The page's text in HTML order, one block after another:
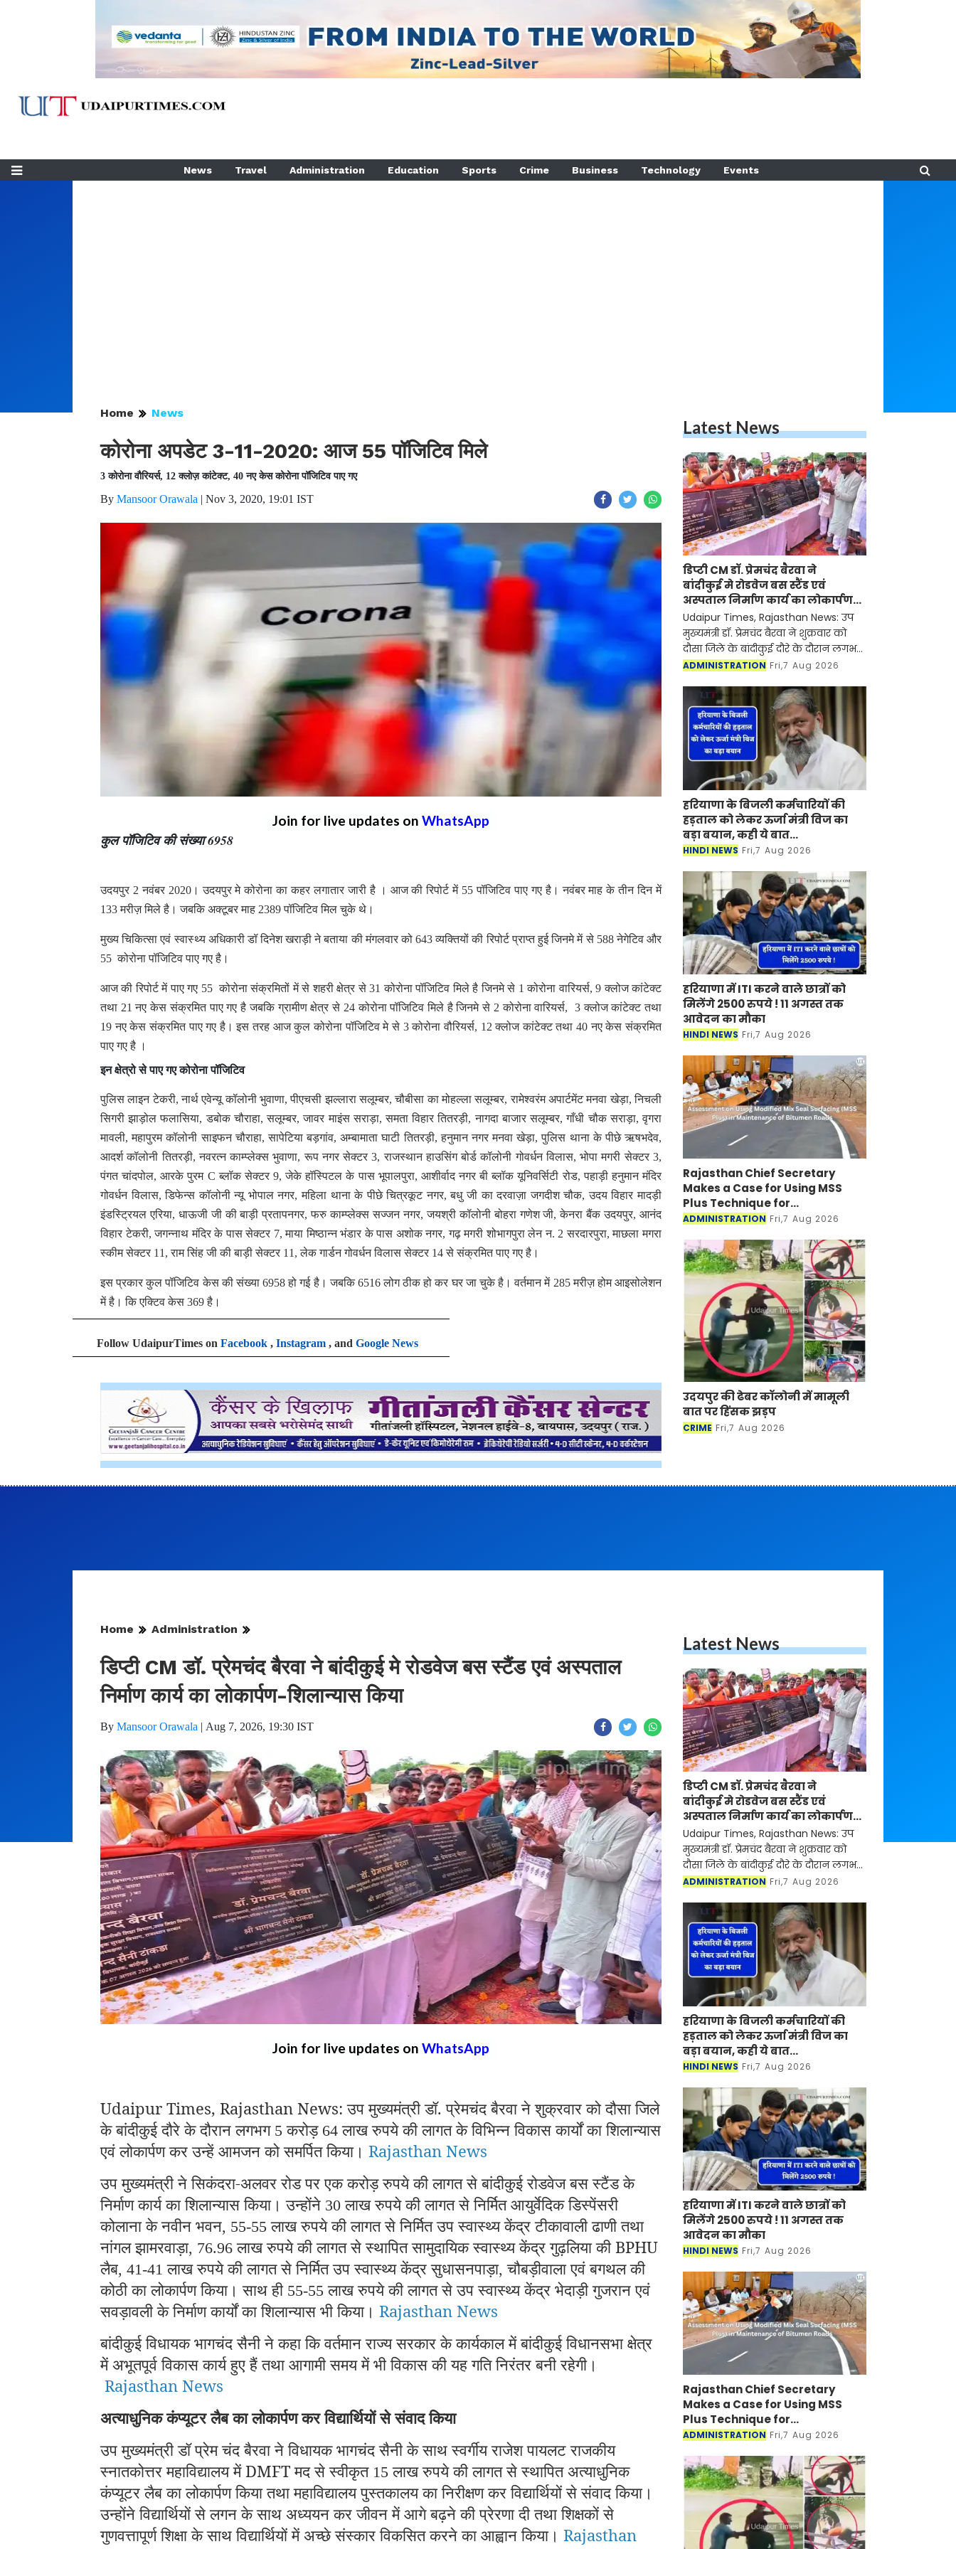
News Travel Administration Education Sports Crime Business Technology Events
Home News
कोरोना अपडेट 3-11-2020: आज 55 पॉजिटिव मिले
3 कोरोना वौरियर्स, 12 क्लोज़ कांटेक्ट, 40 नए केस कोरोना पॉजिटिव पाए गए
By Mansoor Orawala | Nov 3, 2020, 19:01 IST
Join for live updates on WhatsApp
कुल पॉजिटिव की संख्या 6958
उदयपुर 2 नवंबर 2020। उदयपुर मे कोरोना का कहर लगातार जारी है । आज की रिपोर्ट में 55 पॉजिटिव पाए गए है। नवंबर माह के तीन दिन में
133 मरीज़ मिले है। जबकि अक्टूबर माह 2389 पॉजिटिव मिल चुके थे।
मुख्य चिकित्सा एवं स्वास्थ्य अधिकारी डॉ दिनेश खराड़ी ने बताया की मंगलवार को 643 व्यक्तियों की रिपोर्ट प्राप्त हुई जिनमे में से 588 नेगेटिव और
55 कोरोना पॉजिटिव पाए गए है।
आज की रिपोर्ट में पाए गए 55 कोरोना संक्रमितों में से शहरी क्षेत्र से 31 कोरोना पॉजिटिव मिले है जिनमे से 1 कोरोना वारियर्स, 9 क्लोज कांटेक्ट
तथा 21 नए केस संक्रमित पाए गए है जबकि ग्रामीण क्षेत्र से 24 कोरोना पॉजिटिव मिले है जिनमे से 2 कोरोना वारियर्स, 3 क्लोज कांटेक्ट तथा
19 नए केस संक्रमित पाए गए है। इस तरह आज कुल कोरोना पॉजिटिव मे से 3 कोरोना वौरियर्स, 12 क्लोज कांटेक्ट तथा 40 नए केस संक्रमित
पाए गए है ।
इन क्षेत्रो से पाए गए कोरोना पॉजिटिव
पुलिस लाइन टेकरी, नार्थ एवेन्यू कॉलोनी भुवाणा, पीएचसी झल्लारा सलूम्बर, चौबीसा का मोहल्ला सलूम्बर, रामेश्वरंम अपार्टमेंट मनवा खेड़ा, निचली
सिगरी झाड़ोल फलासिया, डबोक चौराहा, सलूम्बर, जावर माइंस सराड़ा, समता विहार तितरड़ी, नागदा बाजार सलूम्बर, गाँधी चौक सराड़ा, वृगरा
मावली, महापुरम कॉलोनी साइफन चौराहा, सापेटिया बड़गांव, अम्बामाता घाटी तितरड़ी, हनुमान नगर मनवा खेड़ा, पुलिस थाना के पीछे ऋषभदेव,
आदर्श कॉलोनी तितरड़ी, नवरत्न काम्प्लेक्स भुवाणा, रूप नगर सेक्टर 3, राजस्थान हाउसिंग बोर्ड कॉलोनी गोवर्धन विलास, भोपा मगरी सेक्टर 3,
पंगत चांदपोल, आरके पुरम C ब्लॉक सेक्टर 9, जेके हॉस्पिटल के पास भूपालपुरा, आशीर्वाद नगर बी ब्लॉक यूनिवर्सिटी रोड, पहाड़ी हनुमान मंदिर
गोवर्धन विलास, डिफेन्स कॉलोनी न्यू भोपाल नगर, महिला थाना के पीछे चित्रकूट नगर, बधु जी का दरवाज़ा जगदीश चौक, उदय विहार मादड़ी
इंडस्ट्रियल एरिया, धाऊजी जी की बाड़ी प्रतापनगर, फरु काम्प्लेक्स सज्जन नगर, जयश्री कॉलोनी बोहरा गणेश जी, केनरा बैंक उदयपुर, आनंद
विहार टेकरी, जगन्नाथ मंदिर के पास सेक्टर 7, माया मिष्ठान्न भंडार के पास अशोक नगर, गढ़ मगरी शोभागपुरा लेन न. 2 सरदारपुरा, माछला मगरा
स्कीम सेक्टर 11, राम सिंह जी की बाड़ी सेक्टर 11, लेक गार्डन गोवर्धन विलास सेक्टर 14 से संक्रमित पाए गए है।
इस प्रकार कुल पॉजिटिव केस की संख्या 6958 हो गई है। जबकि 6516 लोग ठीक हो कर घर जा चुके है। वर्तमान में 285 मरीज़ होम आइसोलेशन
में है। कि एक्टिव केस 369 है।
Follow UdaipurTimes on Facebook , Instagram , and Google News
Latest News
डिप्टी CM डॉ. प्रेमचंद बैरवा ने
बांदीकुई मे रोडवेज बस स्टैंड एवं
अस्पताल निर्माण कार्य का लोकार्पण-
शिलान्यास किया
Udaipur Times, Rajasthan News: उप
मुख्यमंत्री डॉ. प्रेमचंद बैरवा ने शुक्रवार को
दौसा जिले के बांदीकुई दौरे के दौरान लगभग
5 करोड़ 64 लाख रुपये की लागत के
लोकार्प
ADMINISTRATION Fri,7 Aug 2026
हरियाणा के बिजली कर्मचारियों की
हड़ताल को लेकर ऊर्जा मंत्री विज का
बड़ा बयान, कही ये बात...
HINDI NEWS Fri,7 Aug 2026
हरियाणा में ITI करने वाले छात्रों को
मिलेंगे 2500 रुपये ! 11 अगस्त तक
आवेदन का मौका
HINDI NEWS Fri,7 Aug 2026
Rajasthan Chief Secretary
Makes a Case for Using MSS
Plus Technique for
Maintenance of Bitumen Roads
ADMINISTRATION Fri,7 Aug 2026
उदयपुर की ढेबर कॉलोनी में मामूली
बात पर हिंसक झड़प
CRIME Fri,7 Aug 2026
Home Administration
डिप्टी CM डॉ. प्रेमचंद बैरवा ने बांदीकुई मे रोडवेज बस स्टैंड एवं अस्पताल
निर्माण कार्य का लोकार्पण-शिलान्यास किया
By Mansoor Orawala | Aug 7, 2026, 19:30 IST
Join for live updates on WhatsApp
Udaipur Times, Rajasthan News: उप मुख्यमंत्री डॉ. प्रेमचंद बैरवा ने शुक्रवार को दौसा जिले
के बांदीकुई दौरे के दौरान लगभग 5करोड़ 64लाख रुपये की लागत के विभिन्न विकास कार्यों का शिलान्यास
एवं लोकार्पण कर उन्हें आमजन को समर्पित किया। Rajasthan News
उप मुख्यमंत्री ने सिकंदरा-अलवर रोड पर एक करोड़ रुपये की लागत से बांदीकुई रोडवेज बस स्टैंड के
निर्माण कार्य का शिलान्यास किया। उन्होंने 30लाख रुपये की लागत से निर्मित आयुर्वेदिक डिस्पेंसरी
कोलाना के नवीन भवन, 55-55लाख रुपये की लागत से निर्मित उप स्वास्थ्य केंद्र टीकावाली ढाणी तथा
नांगल झामरवाड़ा, 76.96लाख रुपये की लागत से स्थापित सामुदायिक स्वास्थ्य केंद्र गुढ़लिया की BPHU
लैब, 41-41लाख रुपये की लागत से निर्मित उप स्वास्थ्य केंद्र सुधासनपाड़ा,चौबड़ीवाला एवं बगथल की
कोठी का लोकार्पण किया। साथ ही 55-55लाख रुपये की लागत से उप स्वास्थ्य केंद्र भेदाड़ी गुजरान एवं
सवड़ावली के निर्माण कार्यों का शिलान्यास भी किया। Rajasthan News
बांदीकुई विधायक भागचंद सैनी ने कहा कि वर्तमान राज्य सरकार के कार्यकाल में बांदीकुई विधानसभा क्षेत्र
में अभूतपूर्व विकास कार्य हुए हैं तथा आगामी समय में भी विकास की यह गति निरंतर बनी रहेगी।
Rajasthan News
अत्याधुनिक कंप्यूटर लैब का लोकार्पण कर विद्यार्थियों से संवाद किया
उप मुख्यमंत्री डॉ प्रेम चंद बैरवा ने विधायक भागचंद सैनी के साथ स्वर्गीय राजेश पायलट राजकीय
स्नातकोत्तर महाविद्यालय में DMFT मद से स्वीकृत 15लाख रुपये की लागत से स्थापित अत्याधुनिक
कंप्यूटर लैब का लोकार्पण किया तथा महाविद्यालय पुस्तकालय का निरीक्षण कर विद्यार्थियों से संवाद किया।
उन्होंने विद्यार्थियों से लगन के साथ अध्ययन कर जीवन में आगे बढ़ने की प्रेरणा दी तथा शिक्षकों से
गुणवत्तापूर्ण शिक्षा के साथ विद्यार्थियों में अच्छे संस्कार विकसित करने का आह्वान किया। Rajasthan
Latest News
डिप्टी CM डॉ. प्रेमचंद बैरवा ने
बांदीकुई मे रोडवेज बस स्टैंड एवं
अस्पताल निर्माण कार्य का लोकार्पण-
शिलान्यास किया
Udaipur Times, Rajasthan News: उप
मुख्यमंत्री डॉ. प्रेमचंद बैरवा ने शुक्रवार को
दौसा जिले के बांदीकुई दौरे के दौरान लगभग
5 करोड़ 64 लाख रुपये की लागत के
लोकार्प
ADMINISTRATION Fri,7 Aug 2026
हरियाणा के बिजली कर्मचारियों की
हड़ताल को लेकर ऊर्जा मंत्री विज का
बड़ा बयान, कही ये बात...
HINDI NEWS Fri,7 Aug 2026
हरियाणा में ITI करने वाले छात्रों को
मिलेंगे 2500 रुपये ! 11 अगस्त तक
आवेदन का मौका
HINDI NEWS Fri,7 Aug 2026
Rajasthan Chief Secretary
Makes a Case for Using MSS
Plus Technique for
Maintenance of Bitumen Roads
ADMINISTRATION Fri,7 Aug 2026